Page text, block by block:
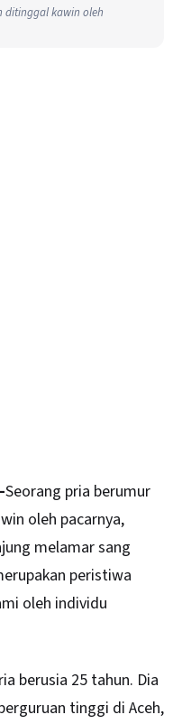
ditinggal kawin oleh
Seorang pria berumur
oleh pacarnya,
melamar sang
peristiwa
oleh individu
berusia 25 tahun. Dia
tinggi di Aceh,